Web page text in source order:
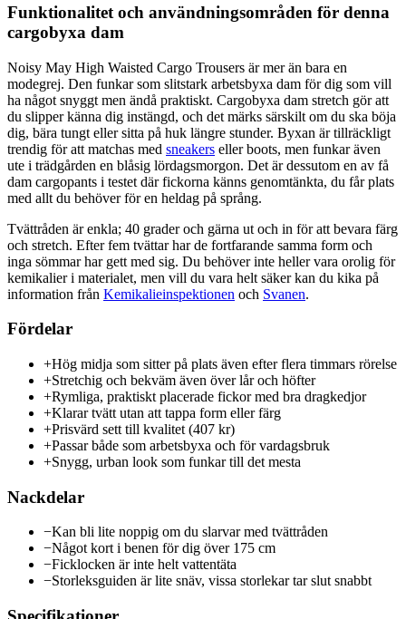
Funktionalitet och användningsområden för denna
cargobyxa dam
Noisy May High Waisted Cargo Trousers är mer än bara en
modegrej. Den funkar som slitstark arbetsbyxa dam för dig som vill
ha något snyggt men ändå praktiskt. Cargobyxa dam stretch gör att
du slipper känna dig instängd, och det märks särskilt om du ska böja
dig, bära tungt eller sitta på huk längre stunder. Byxan är tillräckligt
trendig för att matchas med sneakers eller boots, men funkar även
ute i trädgården en blåsig lördagsmorgon. Det är dessutom en av få
dam cargopants i testet där fickorna känns genomtänkta, du får plats
med allt du behöver för en heldag på språng.
Tvättråden är enkla; 40 grader och gärna ut och in för att bevara färg
och stretch. Efter fem tvättar har de fortfarande samma form och
inga sömmar har gett med sig. Du behöver inte heller vara orolig för
kemikalier i materialet, men vill du vara helt säker kan du kika på
information från Kemikalieinspektionen och Svanen.
Fördelar
+Hög midja som sitter på plats även efter flera timmars rörelse
+Stretchig och bekväm även över lår och höfter
+Rymliga, praktiskt placerade fickor med bra dragkedjor
+Klarar tvätt utan att tappa form eller färg
+Prisvärd sett till kvalitet (407 kr)
+Passar både som arbetsbyxa och för vardagsbruk
+Snygg, urban look som funkar till det mesta
Nackdelar
−Kan bli lite noppig om du slarvar med tvättråden
−Något kort i benen för dig över 175 cm
−Ficklocken är inte helt vattentäta
−Storleksguiden är lite snäv, vissa storlekar tar slut snabbt